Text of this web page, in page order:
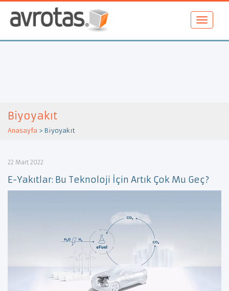
Biyoyakıt
Anasayfa > Biyoyakıt
22 Mart 2022
E-Yakıtlar: Bu Teknoloji İçin Artık Çok Mu Geç?